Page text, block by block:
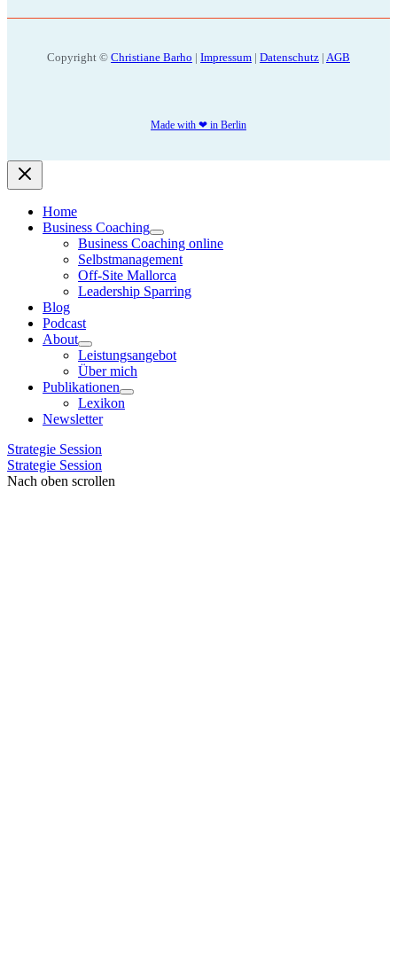
Copyright © Christiane Barho | Impressum | Datenschutz | AGB
Made with ❤ in Berlin
Home
Business Coaching
Business Coaching online
Selbstmanagement
Off-Site Mallorca
Leadership Sparring
Blog
Podcast
About
Leistungsangebot
Über mich
Publikationen
Lexikon
Newsletter
Strategie Session
Strategie Session
Nach oben scrollen